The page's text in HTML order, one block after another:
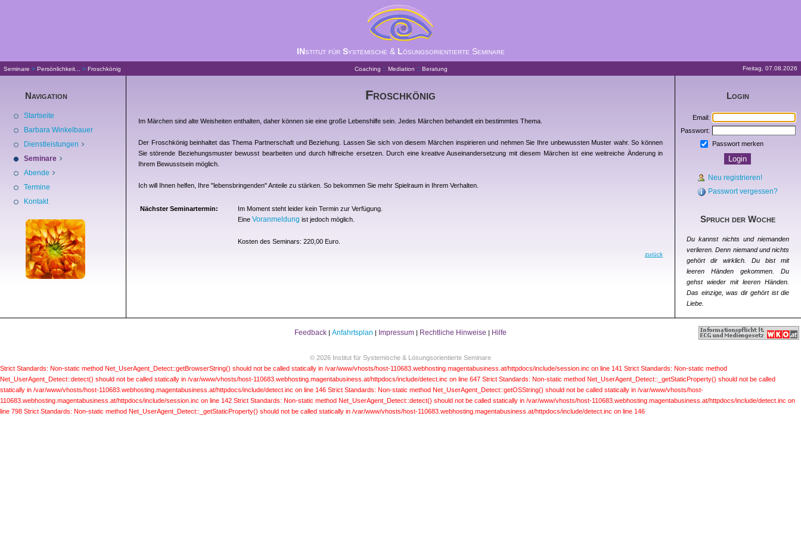
INstitut für Systemische & Lösungsorientierte Seminare
Seminare > Persönlichkeit... > Froschkönig Coaching :: Mediation :: Beratung Freitag, 07.08.2026
Navigation
Startseite
Barbara Winkelbauer
Dienstleistungen
Seminare
Abende
Termine
Kontakt
Froschkönig
Im Märchen sind alte Weisheiten enthalten, daher können sie eine große Lebenshilfe sein. Jedes Märchen behandelt ein bestimmtes Thema.
Der Froschkönig beinhaltet das Thema Partnerschaft und Beziehung. Lassen Sie sich von diesem Märchen inspirieren und nehmen Sie Ihre unbewussten Muster wahr. So können
Sie störende Beziehungsmuster bewusst bearbeiten und durch hilfreiche ersetzen. Durch eine kreative Auseinandersetzung mit diesem Märchen ist eine weitreiche Änderung in
Ihrem Bewusstsein möglich.
Ich will Ihnen helfen, Ihre "lebensbringenden" Anteile zu stärken. So bekommen Sie mehr Spielraum in Ihrem Verhalten.
Nächster Seminartermin:
Im Moment steht leider kein Termin zur Verfügung.
Eine Voranmeldung ist jedoch möglich.
Kosten des Seminars: 220,00 Euro.
zurück
Login
Email:
Passwort:
Passwort merken
Neu registrieren!
Passwort vergessen?
Spruch der Woche
Du kannst nichts und niemanden
verlieren. Denn niemand und nichts
gehört dir wirklich. Du bist mit
leeren Händen gekommen. Du
gehst wieder mit leeren Händen.
Das einzige, was dir gehört ist die
Liebe.
Feedback | Anfahrtsplan | Impressum | Rechtliche Hinweise | Hilfe
© 2026 Institut für Systemische & Lösungsorientierte Seminare
Strict Standards: Non-static method Net_UserAgent_Detect::getBrowserString() should not be called statically in /var/www/vhosts/host-110683.webhosting.magentabusiness.at/httpdocs/include/session.inc on line 141 Strict Standards: Non-static method
Net_UserAgent_Detect::detect() should not be called statically in /var/www/vhosts/host-110683.webhosting.magentabusiness.at/httpdocs/include/detect.inc on line 647 Strict Standards: Non-static method Net_UserAgent_Detect::_getStaticProperty() should not be called
statically in /var/www/vhosts/host-110683.webhosting.magentabusiness.at/httpdocs/include/detect.inc on line 146 Strict Standards: Non-static method Net_UserAgent_Detect::getOSString() should not be called statically in /var/www/vhosts/host-
110683.webhosting.magentabusiness.at/httpdocs/include/session.inc on line 142 Strict Standards: Non-static method Net_UserAgent_Detect::detect() should not be called statically in /var/www/vhosts/host-110683.webhosting.magentabusiness.at/httpdocs/include/detect.inc on
line 798 Strict Standards: Non-static method Net_UserAgent_Detect::_getStaticProperty() should not be called statically in /var/www/vhosts/host-110683.webhosting.magentabusiness.at/httpdocs/include/detect.inc on line 146